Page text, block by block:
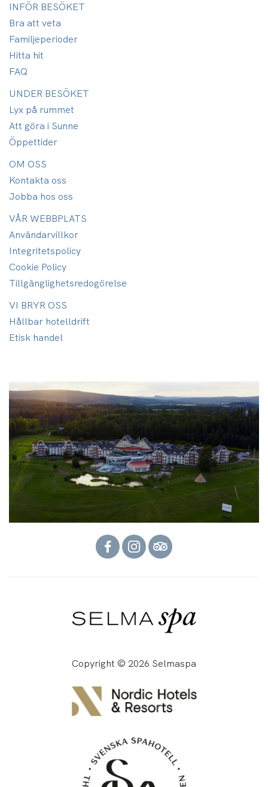
INFÖR BESÖKET
Bra att veta
Familjeperioder
Hitta hit
FAQ
UNDER BESÖKET
Lyx på rummet
Att göra i Sunne
Öppettider
OM OSS
Kontakta oss
Jobba hos oss
VÅR WEBBPLATS
Användarvillkor
Integritetspolicy
Cookie Policy
Tillgänglighets­redogörelse
VI BRYR OSS
Hållbar hotelldrift
Etisk handel
Copyright © 2026 Selmaspa